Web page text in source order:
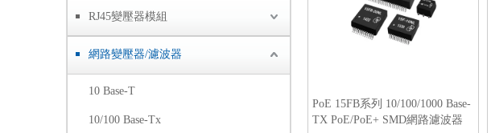
RJ45變壓器模組
網路變壓器/濾波器
10 Base-T
10/100 Base-Tx
PoE 15FB系列 10/100/1000 Base-
TX PoE/PoE+ SMD網路濾波器